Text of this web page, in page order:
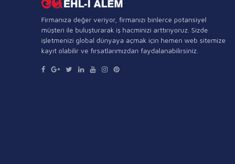
Firmanıza değer veriyor, firmanızı binlerce potansiyel
müşteri ile buluşturarak iş hacminizi arttırıyoruz. Sizde
işletmenizi global dünyaya açmak için hemen web sitemize
kayıt olabilir ve fırsatlarımızdan faydalanabilirsiniz.